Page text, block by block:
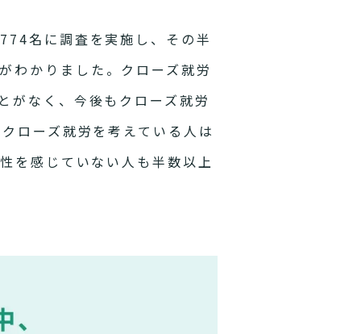
名に調査を実施し、その半
わかりました。クローズ就労
がなく、今後もクローズ就労
ローズ就労を考えている人は
を感じていない人も半数以上